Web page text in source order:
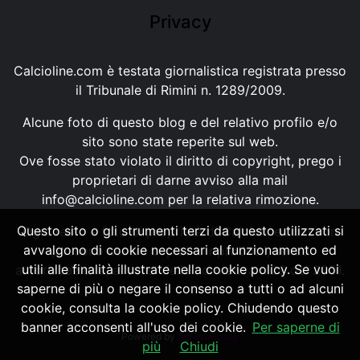
Privacy
Calcioline.com è testata giornalistica registrata presso
il Tribunale di Rimini n. 1289/2009.
Alcune foto di questo blog e del relativo profilo e/o
sito sono state reperite sul web.
Ove fosse stato violato il diritto di copyright, prego i
proprietari di darne avviso alla mail
info@calcioline.com per la relativa rimozione.
Ogni testo e foto di proprietà di Calcioline.com non
possono essere copiati o riprodotti, senza
autorizzazione, ai sensi della normativa n.29 del 2001.
Powered by SpheraHouse
Questo sito o gli strumenti terzi da questo utilizzati si
avvalgono di cookie necessari al funzionamento ed
utili alle finalità illustrate nella cookie policy. Se vuoi
saperne di più o negare il consenso a tutti o ad alcuni
cookie, consulta la cookie policy. Chiudendo questo
banner acconsenti all'uso dei cookie. Per saperne di
più
Chiudi